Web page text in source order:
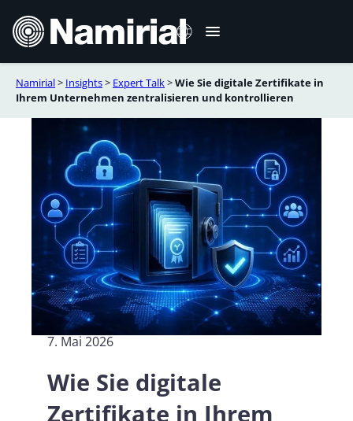
Inhalt
springen
Italiano
Español
Română
Português
Namirial> Insights> Expert Talk>Wie Sie digitale Zertifikate in
Ihrem Unternehmen zentralisieren und kontrollieren
7. Mai 2026
Wie Sie digitale
Zertifikate in Ihrem